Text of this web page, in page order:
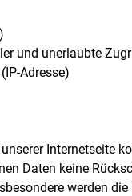
und unerlaubte
Adresse)
Internetseite
Daten keine
werden